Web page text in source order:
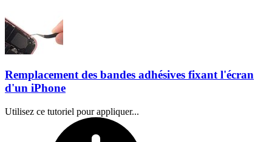
Remplacement des bandes adhésives fixant l'écran
d'un iPhone
Utilisez ce tutoriel pour appliquer...